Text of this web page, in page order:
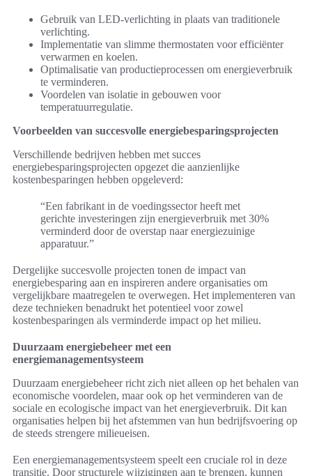
Gebruik van LED-verlichting in plaats van traditionele
verlichting.
Implementatie van slimme thermostaten voor efficiënter
verwarmen en koelen.
Optimalisatie van productieprocessen om energieverbruik
te verminderen.
Voordelen van isolatie in gebouwen voor
temperatuurregulatie.
Voorbeelden van succesvolle energiebesparingsprojecten
Verschillende bedrijven hebben met succes
energiebesparingsprojecten opgezet die aanzienlijke
kostenbesparingen hebben opgeleverd:
“Een fabrikant in de voedingssector heeft met
gerichte investeringen zijn energieverbruik met 30%
verminderd door de overstap naar energiezuinige
apparatuur.”
Dergelijke succesvolle projecten tonen de impact van
energiebesparing aan en inspireren andere organisaties om
vergelijkbare maatregelen te overwegen. Het implementeren van
deze technieken benadrukt het potentieel voor zowel
kostenbesparingen als verminderde impact op het milieu.
Duurzaam energiebeheer met een
energiemanagementsysteem
Duurzaam energiebeheer richt zich niet alleen op het behalen van
economische voordelen, maar ook op het verminderen van de
sociale en ecologische impact van het energieverbruik. Dit kan
organisaties helpen bij het afstemmen van hun bedrijfsvoering op
de steeds strengere milieueisen.
Een energiemanagementsysteem speelt een cruciale rol in deze
transitie. Door structurele wijzigingen aan te brengen, kunnen